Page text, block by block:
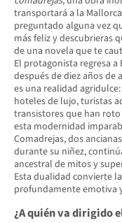
transportará a la
preguntado alguna vez
más feliz y descubrieras
de una novela que te
El protagonista regresa a
después de diez años de
es una realidad
hoteles de lujo, turistas
transistores que han
esta modernidad
Comadrejas, dos
durante su niñez,
ancestral de mitos y
Esta dualidad convierte
profundamente emotiva
¿A quién va dirigido